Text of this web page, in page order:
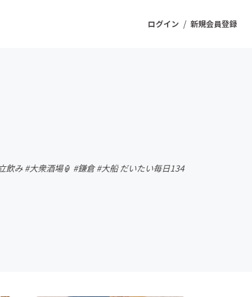
ログイン / 新規会員登録
ファッション
飲み #大衆酒場🏮 #鎌倉 #大船 だいたい毎日134